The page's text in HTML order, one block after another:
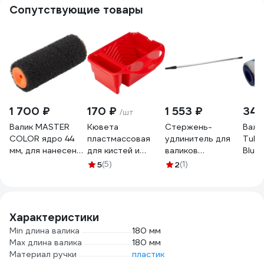
Сопутствующие товары
1 700 ₽
Валик MASTER
COLOR ядро 44
мм, для нанесения
170 ₽ /шт
Кювета
пластмассовая
для кистей и
мини-валиков
5(5)
1 553 ₽
Стержень-
удлинитель для
валиков
телескопический
2(1)
Характеристики
Min длина валика
180 мм
Мах длина валика
180 мм
Материал ручки
пластик